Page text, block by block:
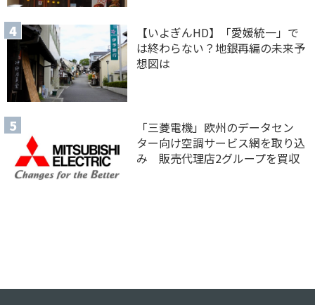
【いよぎんHD】「愛媛統一」で
は終わらない？地銀再編の未来予
想図は
「三菱電機」欧州のデータセン
ター向け空調サービス網を取り込
み 販売代理店2グループを買収